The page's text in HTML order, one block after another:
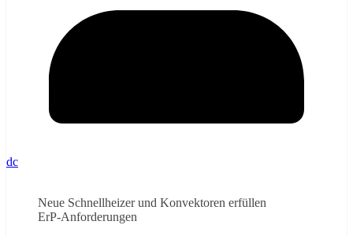
dc
Neue Schnellheizer und Konvektoren erfüllen
ErP-Anforderungen